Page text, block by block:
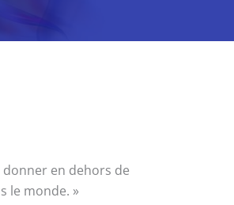
donner en dehors de
le monde. »